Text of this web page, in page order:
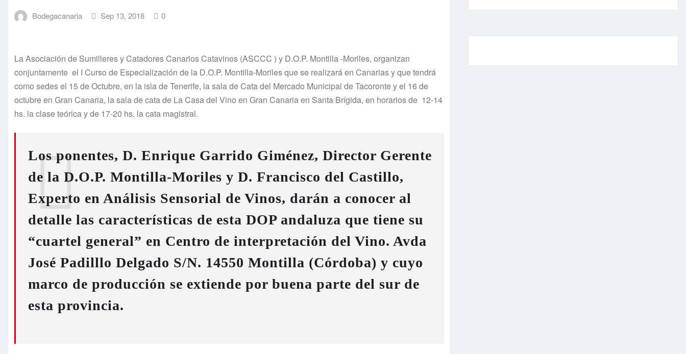
Bodegacanaria Sep 13, 2018 0
La Asociación de Sumilleres y Catadores Canarios Catavinos (ASCCC ) y D.O.P. Montilla -Moriles, organizan
conjuntamente el I Curso de Especialización de la D.O.P. Montilla-Moriles que se realizará en Canarias y que tendrá
como sedes el 15 de Octubre, en la isla de Tenerife, la sala de Cata del Mercado Municipal de Tacoronte y el 16 de
octubre en Gran Canaria, la sala de cata de La Casa del Vino en Gran Canaria en Santa Brígida, en horarios de 12-14
hs. la clase teórica y de 17-20 hs. la cata magistral.
Los ponentes, D. Enrique Garrido Giménez, Director Gerente
de la D.O.P. Montilla-Moriles y D. Francisco del Castillo,
Experto en Análisis Sensorial de Vinos, darán a conocer al
detalle las características de esta DOP andaluza que tiene su
“cuartel general” en Centro de interpretación del Vino. Avda
José Padilllo Delgado S/N. 14550 Montilla (Córdoba) y cuyo
marco de producción se extiende por buena parte del sur de
esta provincia.